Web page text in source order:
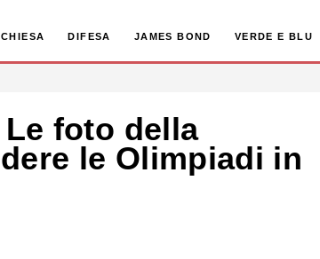
CHIESA DIFESA JAMES BOND VERDE E BLU
foto della
le Olimpiadi in